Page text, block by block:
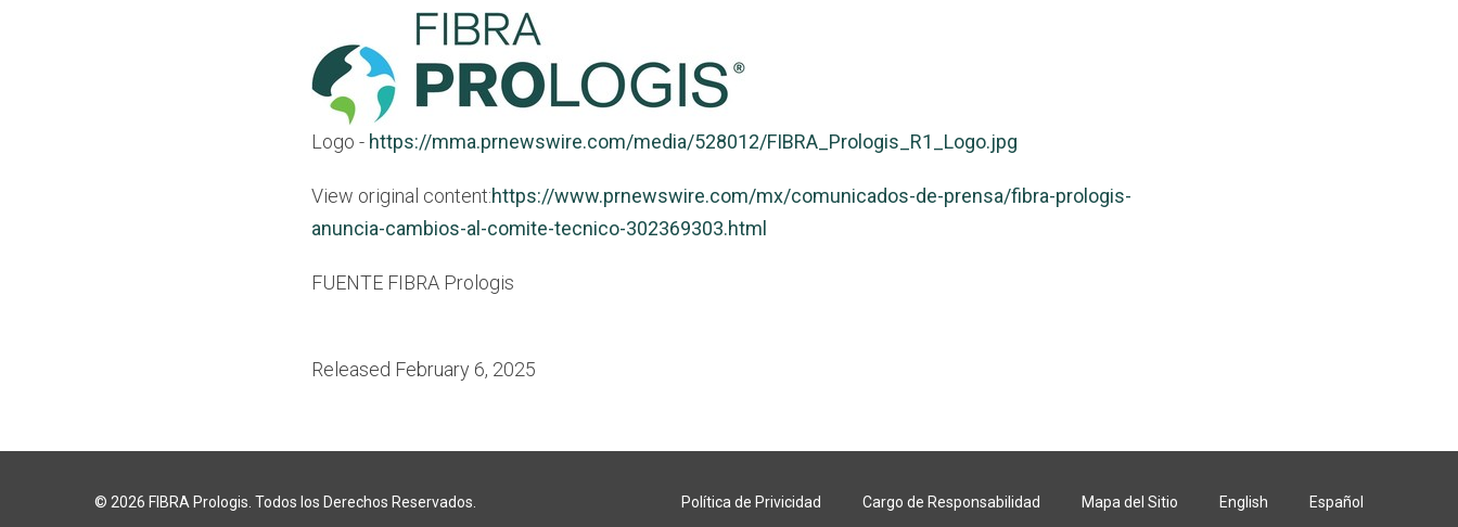
Logo - https://mma.prnewswire.com/media/528012/FIBRA_Prologis_R1_Logo.jpg
View original content:https://www.prnewswire.com/mx/comunicados-de-prensa/fibra-prologis-
anuncia-cambios-al-comite-tecnico-302369303.html
FUENTE FIBRA Prologis
Released February 6, 2025
© 2026 FIBRA Prologis . Todos los Derechos Reservados. Política de Privicidad Cargo de Responsabilidad Mapa del Sitio English Español